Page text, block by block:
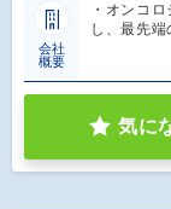
会社
概要
・オンコ
し、最先
気に